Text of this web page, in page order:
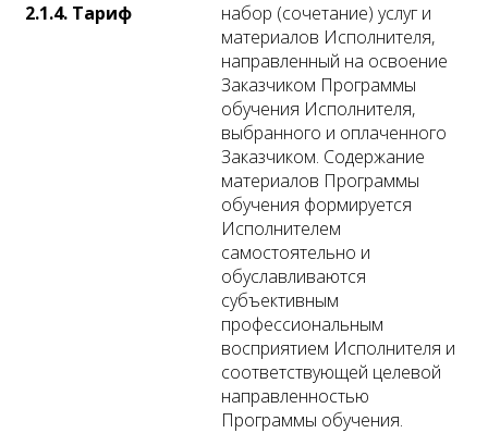
2.1.4. Тариф
набор (сочетание) услуг и
материалов Исполнителя,
направленный на освоение
Заказчиком Программы
обучения Исполнителя,
выбранного и оплаченного
Заказчиком. Содержание
материалов Программы
обучения формируется
Исполнителем
самостоятельно и
обуславливаются
субъективным
профессиональным
восприятием Исполнителя и
соответствующей целевой
направленностью
Программы обучения.